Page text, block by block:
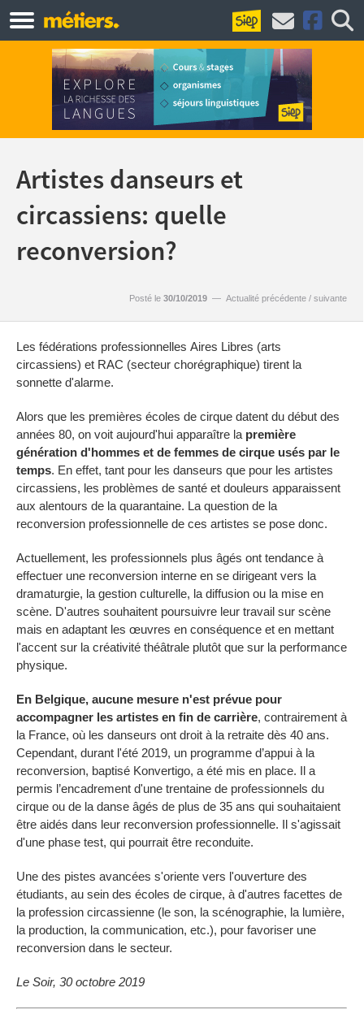
Artistes danseurs et
circassiens: quelle
reconversion?
Posté le 30/10/2019 — Actualité précédente / suivante
Les fédérations professionnelles Aires Libres (arts
circassiens) et RAC (secteur chorégraphique) tirent la
sonnette d'alarme.
Alors que les premières écoles de cirque datent du début des
années 80, on voit aujourd'hui apparaître la première
génération d'hommes et de femmes de cirque usés par le
temps. En effet, tant pour les danseurs que pour les artistes
circassiens, les problèmes de santé et douleurs apparaissent
aux alentours de la quarantaine. La question de la
reconversion professionnelle de ces artistes se pose donc.
Actuellement, les professionnels plus âgés ont tendance à
effectuer une reconversion interne en se dirigeant vers la
dramaturgie, la gestion culturelle, la diffusion ou la mise en
scène. D'autres souhaitent poursuivre leur travail sur scène
mais en adaptant les œuvres en conséquence et en mettant
l'accent sur la créativité théâtrale plutôt que sur la performance
physique.
En Belgique, aucune mesure n'est prévue pour
accompagner les artistes en fin de carrière, contrairement à
la France, où les danseurs ont droit à la retraite dès 40 ans.
Cependant, durant l'été 2019, un programme d’appui à la
reconversion, baptisé Konvertigo, a été mis en place. Il a
permis l’encadrement d'une trentaine de professionnels du
cirque ou de la danse âgés de plus de 35 ans qui souhaitaient
être aidés dans leur reconversion professionnelle. Il s'agissait
d'une phase test, qui pourrait être reconduite.
Une des pistes avancées s'oriente vers l'ouverture des
étudiants, au sein des écoles de cirque, à d'autres facettes de
la profession circassienne (le son, la scénographie, la lumière,
la production, la communication, etc.), pour favoriser une
reconversion dans le secteur.
Le Soir, 30 octobre 2019